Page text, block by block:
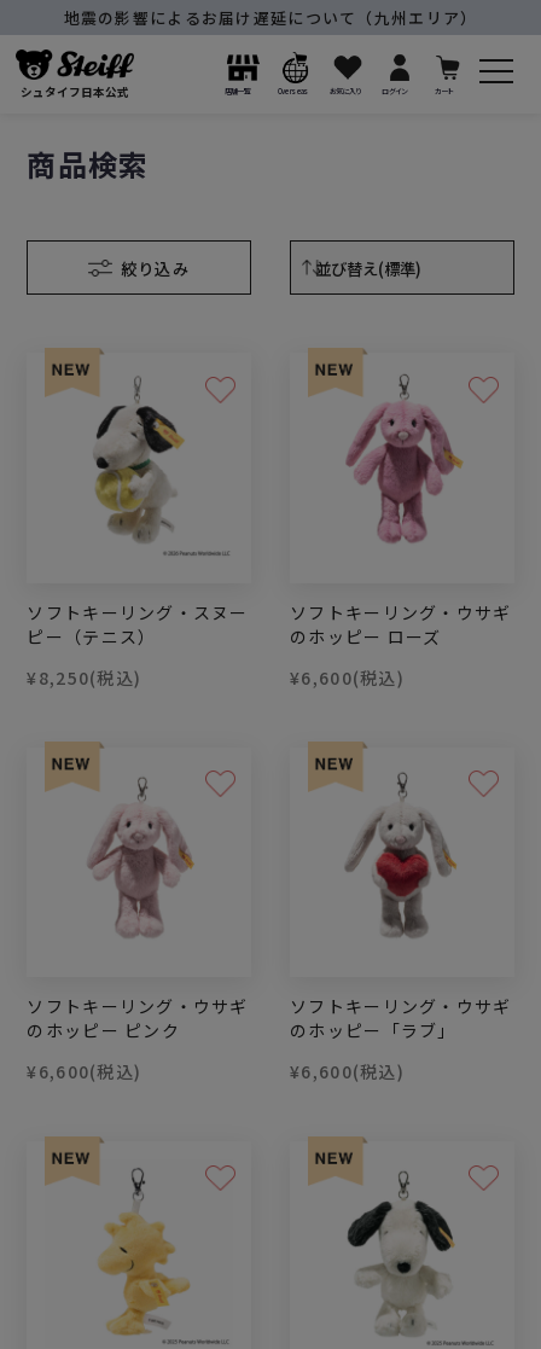
地震の影響によるお届け遅延について（九州エリア）
シュタイフ日本公式 店舗一覧 Overseas お気に入り ログイン カート
商品検索
絞り込み
ソフトキーリング・スヌー
ピー（テニス）
¥8,250(税込)
ソフトキーリング・ウサギ
のホッピー ローズ
¥6,600(税込)
ソフトキーリング・ウサギ
のホッピー ピンク
¥6,600(税込)
ソフトキーリング・ウサギ
のホッピー「ラブ」
¥6,600(税込)